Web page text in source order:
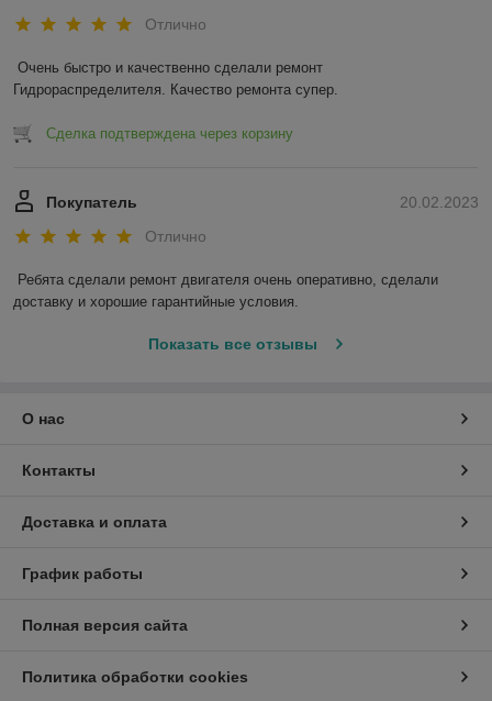
Отлично
Очень быстро и качественно сделали ремонт
Гидрораспределителя. Качество ремонта супер.
Сделка подтверждена через корзину
20.02.2023
Покупатель
Отлично
Ребята сделали ремонт двигателя очень оперативно, сделали
доставку и хорошие гарантийные условия.
Показать все отзывы
О нас
Контакты
Доставка и оплата
График работы
Полная версия сайта
Политика обработки cookies